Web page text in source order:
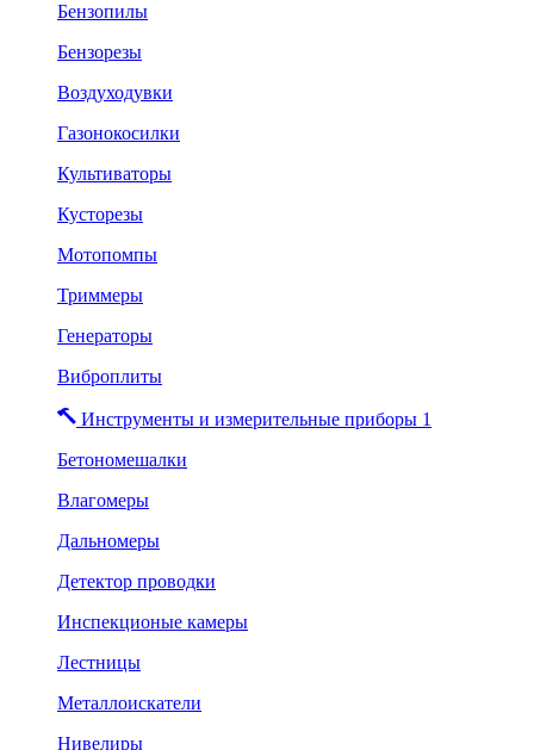
Бензопилы
Бензорезы
Воздуходувки
Газонокосилки
Культиваторы
Кусторезы
Мотопомпы
Триммеры
Генераторы
Виброплиты
Инструменты и измерительные приборы 1
Бетономешалки
Влагомеры
Дальномеры
Детектор проводки
Инспекционые камеры
Лестницы
Металлоискатели
Нивелиры